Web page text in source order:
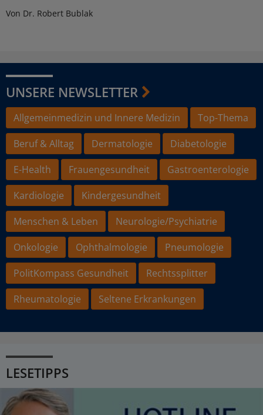
Von Dr. Robert Bublak
UNSERE NEWSLETTER
Allgemeinmedizin und Innere Medizin
Top-Thema
Beruf & Alltag
Dermatologie
Diabetologie
E-Health
Frauengesundheit
Gastroenterologie
Kardiologie
Kindergesundheit
Menschen & Leben
Neurologie/Psychiatrie
Onkologie
Ophthalmologie
Pneumologie
PolitKompass Gesundheit
Rechtssplitter
Rheumatologie
Seltene Erkrankungen
LESETIPPS